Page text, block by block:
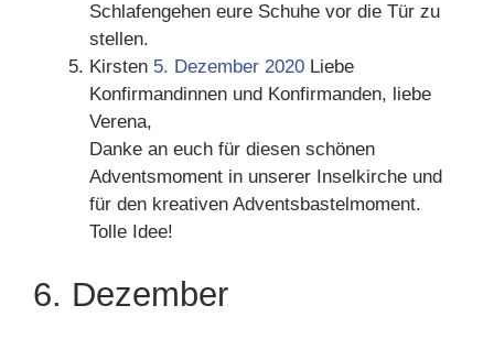
Schlafengehen eure Schuhe vor die Tür zu
stellen.
Kirsten 5. Dezember 2020 Liebe
Konfirmandinnen und Konfirmanden, liebe
Verena,
Danke an euch für diesen schönen
Adventsmoment in unserer Inselkirche und
für den kreativen Adventsbastelmoment.
Tolle Idee!
6. Dezember